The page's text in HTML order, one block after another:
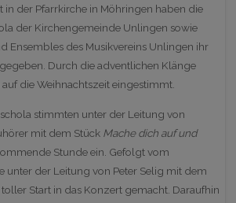
in der Pfarrkirche in Möhringen haben die
der Kirchengemeinde Unlingen sowie
Ensembles des Musikvereins Unlingen ihr
Durch die adventlichen Klänge
die Weihnachtszeit eingestimmt.
stimmten unter der Leitung von
mit dem Stück Mache dich auf und
Stunde ein. Gefolgt vom
unter der Leitung von Peter Selig mit dem
Start in das Konzert gemacht. Daraufhin